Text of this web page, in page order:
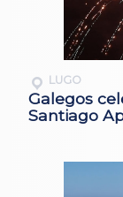
LUGO
Galegos
Santiago